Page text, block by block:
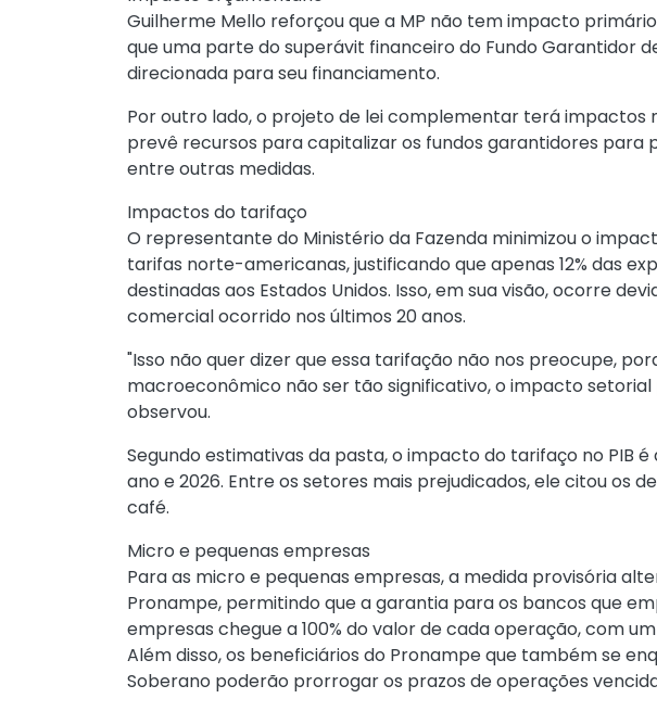
Guilherme Mello reforçou que a MP não tem impacto
que uma parte do superávit financeiro do Fundo Garantidor
direcionada para seu financiamento.
Por outro lado, o projeto de lei complementar terá impactos
prevê recursos para capitalizar os fundos garantidores para
entre outras medidas.
Impactos do tarifaço
O representante do Ministério da Fazenda minimizou o
tarifas norte-americanas, justificando que apenas 12% das
destinadas aos Estados Unidos. Isso, em sua visão, ocorre
comercial ocorrido nos últimos 20 anos.
"Isso não quer dizer que essa tarifação não nos preocupe,
macroeconômico não ser tão significativo, o impacto setorial
observou.
Segundo estimativas da pasta, o impacto do tarifaço no PIB
ano e 2026. Entre os setores mais prejudicados, ele citou os
café.
Micro e pequenas empresas
Para as micro e pequenas empresas, a medida provisória
Pronampe, permitindo que a garantia para os bancos que
empresas chegue a 100% do valor de cada operação, com
Além disso, os beneficiários do Pronampe que também se
Soberano poderão prorrogar os prazos de operações